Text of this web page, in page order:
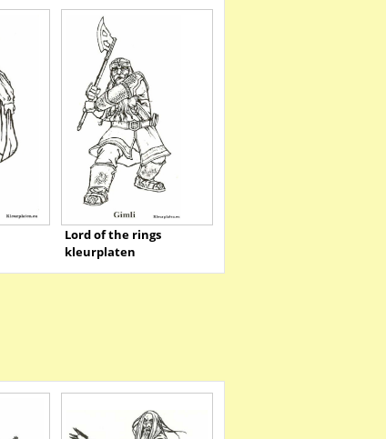
Lord of the rings
kleurplaten